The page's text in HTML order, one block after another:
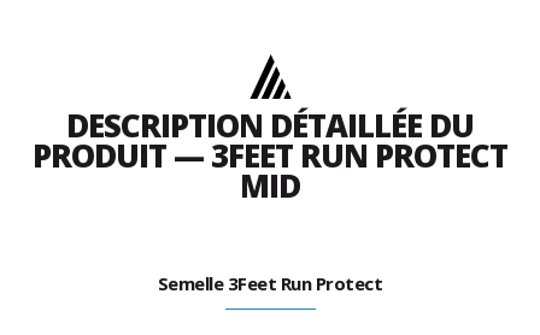
DESCRIPTION DÉTAILLÉE DU
PRODUIT — 3FEET RUN PROTECT
MID
Semelle 3Feet Run Protect